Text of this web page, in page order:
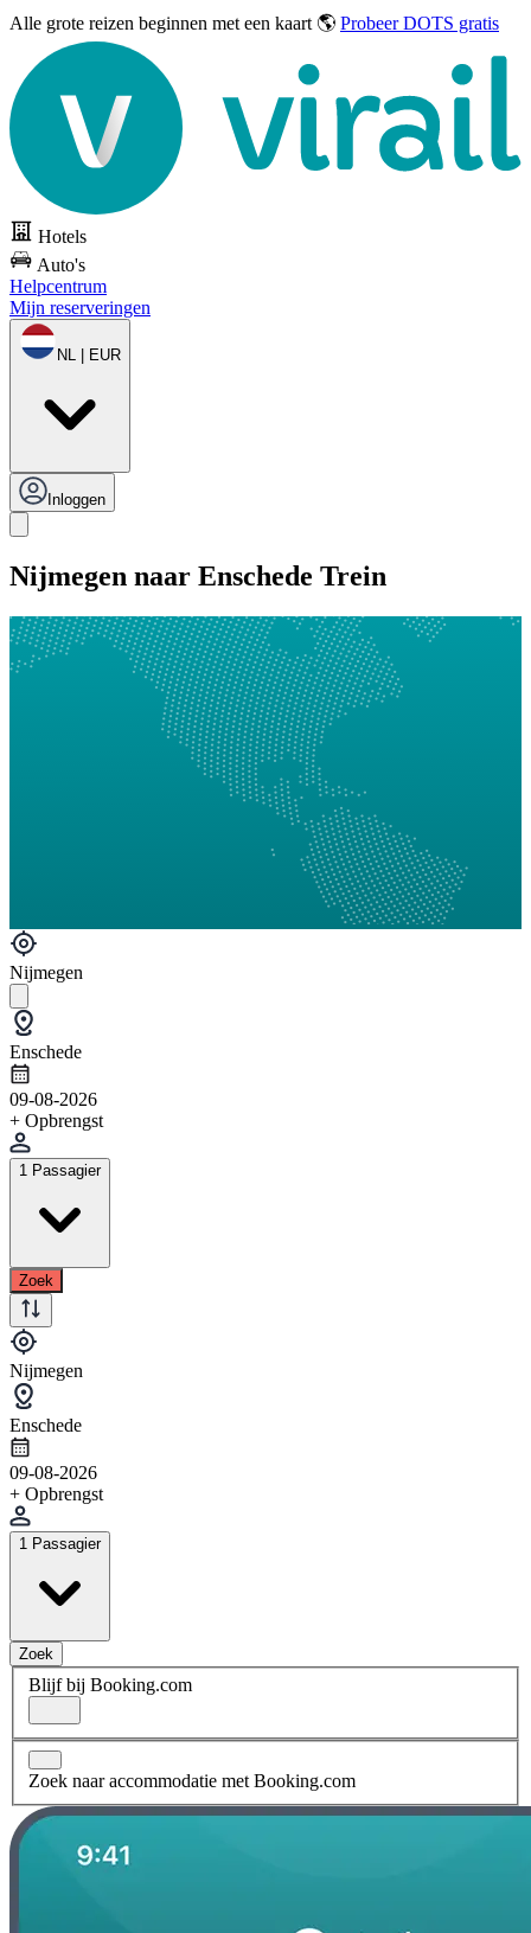
Alle grote reizen beginnen met een kaart 🌎 Probeer DOTS gratis
Hotels
Auto's
Helpcentrum
Mijn reserveringen
NL | EUR
Inloggen
Nijmegen naar Enschede Trein
Nijmegen
Enschede
09-08-2026
+ Opbrengst
1 Passagier
Zoek
Nijmegen
Enschede
09-08-2026
+ Opbrengst
1 Passagier
Zoek
Blijf bij Booking.com
Zoek naar accommodatie met Booking.com